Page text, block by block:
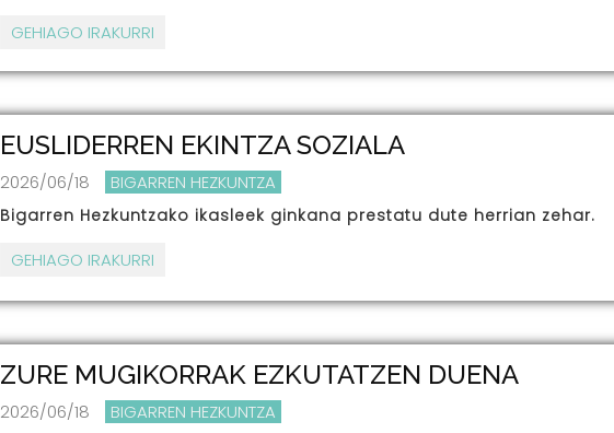
GEHIAGO IRAKURRI
EUSLIDERREN EKINTZA SOZIALA
2026/06/18 BIGARREN HEZKUNTZA
Bigarren Hezkuntzako ikasleek ginkana prestatu dute herrian zehar.
GEHIAGO IRAKURRI
ZURE MUGIKORRAK EZKUTATZEN DUENA
2026/06/18 BIGARREN HEZKUNTZA